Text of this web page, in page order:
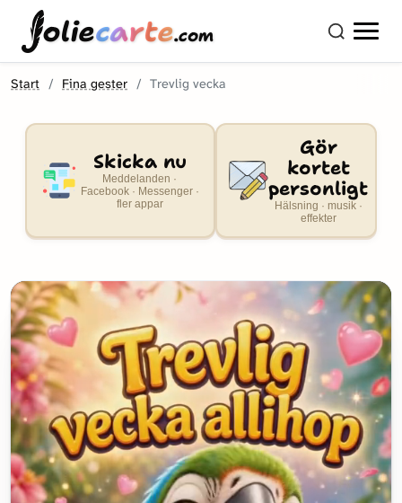
oliecarte.com
Start Fina gester Trevlig vecka
Skicka nu
Meddelanden ·
Facebook · Messenger ·
fler appar
Gör
kortet
personligt
Hälsning · musik ·
effekter